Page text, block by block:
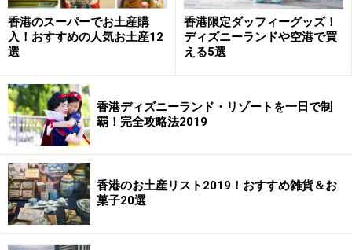
香港のスーパーでお土産購
入！おすすめの人気お土産12
選
香港限定ダッフィーグッズ！
ディズニーランドや空港で買
える5選
香港ディズニーランド・リゾートを一日で制
覇！完全攻略法2019
香港のお土産リスト2019！おすすめ雑貨＆お
菓子20選